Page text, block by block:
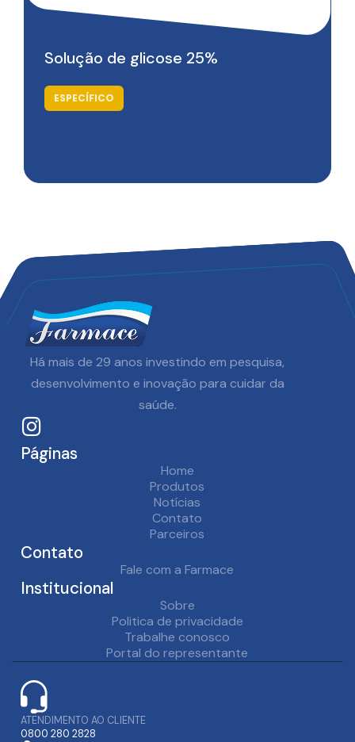
Solução de glicose 25%
ESPECÍFICO
Há mais de29 anos investindo em pesquisa,
desenvolvimento e inovação para cuidar da
saúde.
Páginas
Home
Produtos
Notícias
Contato
Parceiros
Contato
Fale com a Farmace
Institucional
Sobre
Politica de privacidade
Trabalhe conosco
Portal do representante
ATENDIMENTO AO CLIENTE
0800 280 2828